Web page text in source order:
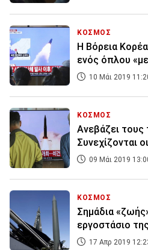
ΚΟΣΜΟΣ
Η Βόρεια
ενός όπλου
10 Μάι 2019
ΚΟΣΜΟΣ
Ανεβάζει τους
Συνεχίζονται
09 Μάι 2019
ΚΟΣΜΟΣ
Σημάδια
εργοστάσιο
17 Απρ 2019